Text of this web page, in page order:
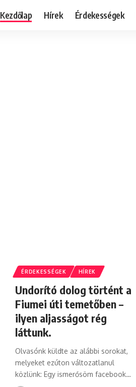
Kezdőlap Hírek Érdekességek
ÉRDEKESSÉGEK HÍREK
Undorító dolog történt a
Fiumei úti temetőben –
ilyen aljasságot rég
láttunk.
Olvasónk küldte az alábbi sorokat,
melyeket ezúton változatlanul
közlünk: Egy ismerősöm facebook…